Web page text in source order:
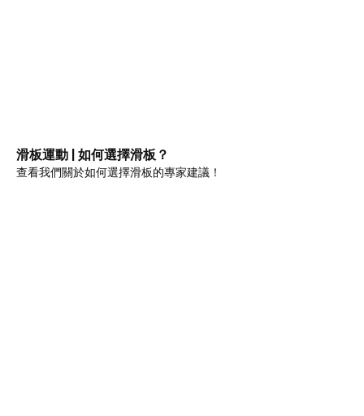
滑板運動 | 如何選擇滑板？
查看我們關於如何選擇滑板的專家建議！